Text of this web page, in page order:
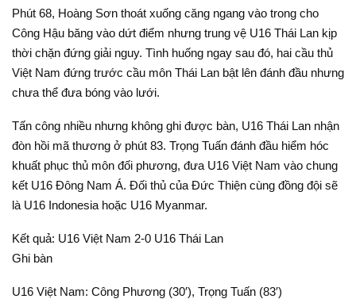
Phút 68, Hoàng Sơn thoát xuống căng ngang vào trong cho
Công Hậu băng vào dứt điểm nhưng trung vệ U16 Thái Lan kịp
thời chặn đứng giải nguy. Tình huống ngay sau đó, hai cầu thủ
Việt Nam đứng trước cầu môn Thái Lan bật lên đánh đầu nhưng
chưa thể đưa bóng vào lưới.
Tấn công nhiều nhưng không ghi được bàn, U16 Thái Lan nhận
đòn hồi mã thương ở phút 83. Trọng Tuấn đánh đầu hiểm hóc
khuất phục thủ môn đối phương, đưa U16 Việt Nam vào chung
kết U16 Đông Nam Á. Đối thủ của Đức Thiện cùng đồng đội sẽ
là U16 Indonesia hoặc U16 Myanmar.
Kết quả: U16 Việt Nam 2-0 U16 Thái Lan
Ghi bàn
U16 Việt Nam: Công Phương (30′), Trọng Tuấn (83′)